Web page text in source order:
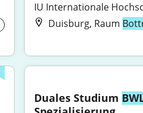
IU Internationale
Duisburg, Raum
Duales Studium